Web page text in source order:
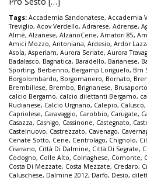
Tags: Accademia Sandonatese, Accademia
Treviglio, Acov Verdello, Adrarese, Adrense,
Almè, Alzanese, AlzanoCene, Amatori 85,
Amici Mozzo, Antoniana, Ardesio, Ardor
Asola, Asperiam, Aurora Seriate, Aurora
Badalasco, Bagnatica, Baradello, Barianese,
Sporting, Berbenno, Bergamp Longuelo, Bm
Borgolombardo, Borgomanero, Bornato,
Brembillese, Brembo, Brignanese, Brusaporto
calcio Bergamo, calcio dilettanti Bergamo,
Rudianese, Calcio Urgnano, Calepio, Calusco,
Capriolese, Caravaggio, Carobbio, Carugate,
Casazza, Casnigo, Cassinone, Castegnato,
Castelnuovo, Castrezzato, Cavenago,
Cenate Sotto, Cene, Centrolago, Chignolo,
Ciserano, Città Di Dalmine, Città Di Segrate,
Codogno, Colle Alto, Colnaghese, Comonte,
Costa Di Mezzate, Costa Mezzate, Credaro,
Caluschese, Dalmine 2012, Darfo, Desio,